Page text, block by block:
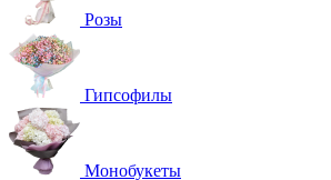
Розы
Гипсофилы
Монобукеты